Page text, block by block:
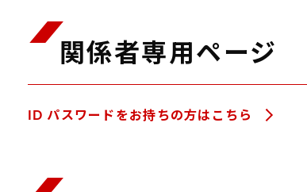
関係者専用ページ
ID パスワードをお持ちの方はこちら